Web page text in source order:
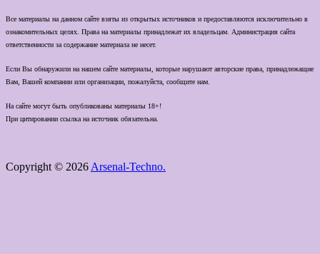
Все материалы на данном сайте взяты из открытых источников и предоставляются исключительно в
ознакомительных целях. Права на материалы принадлежат их владельцам. Администрация сайта
ответственности за содержание материала не несет.
Если Вы обнаружили на нашем сайте материалы, которые нарушают авторские права, принадлежащие
Вам, Вашей компании или организации, пожалуйста, сообщите нам.
На сайте могут быть опубликованы материалы 18+!
При цитировании ссылка на источник обязательна.
Copyright © 2026 Arsenal-Techno.